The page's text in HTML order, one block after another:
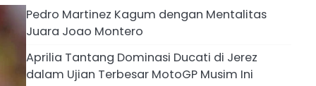
Pedro Martinez Kagum dengan Mentalitas
Juara Joao Montero
Aprilia Tantang Dominasi Ducati di Jerez
dalam Ujian Terbesar MotoGP Musim Ini